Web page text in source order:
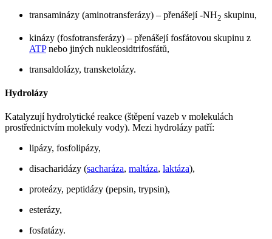
transaminázy (aminotransferázy) – přenášejí -NH2 skupinu,
kinázy (fosfotransferázy) – přenášejí fosfátovou skupinu z
ATPnebo jiných nukleosidtrifosfátů,
transaldolázy, transketolázy.
Hydrolázy
Katalyzují hydrolytické reakce (štěpení vazeb v molekulách
prostřednictvím molekuly vody). Mezi hydrolázy patří:
lipázy, fosfolipázy,
disacharidázy (sacharáza, maltáza, laktáza),
proteázy, peptidázy (pepsin, trypsin),
esterázy,
fosfatázy.